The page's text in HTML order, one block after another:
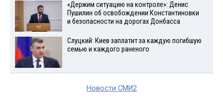
«Держим ситуацию на контроле»: Денис
Пушилин об освобождении Константиновки
и безопасности на дорогах Донбасса
Слуцкий: Киев заплатит за каждую погибшую
семью и каждого раненого
Новости СМИ2